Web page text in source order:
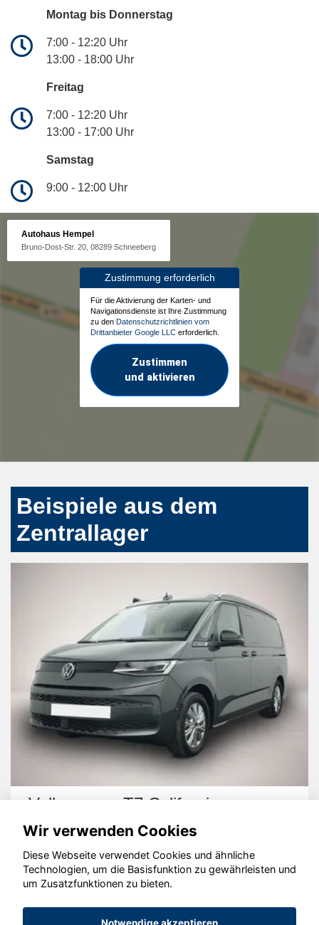
Montag bis Donnerstag
7:00 - 12:20 Uhr
13:00 - 18:00 Uhr
Freitag
7:00 - 12:20 Uhr
13:00 - 17:00 Uhr
Samstag
9:00 - 12:00 Uhr
Autohaus Hempel
Bruno-Dost-Str. 20, 08289 Schneeberg
Zustimmung erforderlich
Für die Aktivierung der Karten- und
Navigationsdienste ist Ihre Zustimmung
zu den Datenschutzrichtlinien vom
Drittanbieter Google LLC erforderlich.
Zustimmen
und aktivieren
Beispiele aus dem
Zentrallager
Volkswagen T7 California
© konjunkturmotor.de GmbH 2020 - 2026
Wir verwenden Cookies
Diese Webseite verwendet Cookies und ähnliche
Technologien, um die Basisfunktion zu gewährleisten und
um Zusatzfunktionen zu bieten.